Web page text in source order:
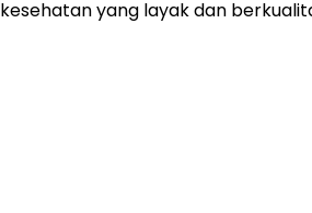
kesehatan yang layak dan